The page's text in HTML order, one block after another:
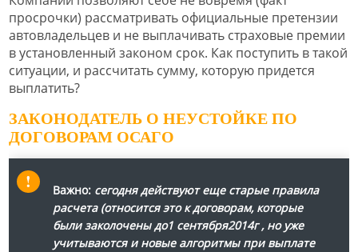
просрочки) рассматривать официальные претензии
автовладельцев и не выплачивать страховые премии
в установленный законом срок. Как поступить в такой
ситуации, и рассчитать сумму, которую придется
выплатить?
ЗАКОНОДАТЕЛЬ О НЕУСТОЙКЕ ПО
ДОГОВОРАМ ОСАГО
Важно: сегодня действуют еще старые правила
расчета (относится это к договорам, которые
были заколочены до1 сентября2014г , но уже
учитываются и новые алгоритмы при выплате